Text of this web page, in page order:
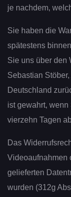
je nachdem,
Sie haben die
spätestens
Sie uns über den
Sebastian
Deutschland
ist gewahrt,
vierzehn Tagen
Das
Videoaufnahmen
gelieferten
wurden (312g